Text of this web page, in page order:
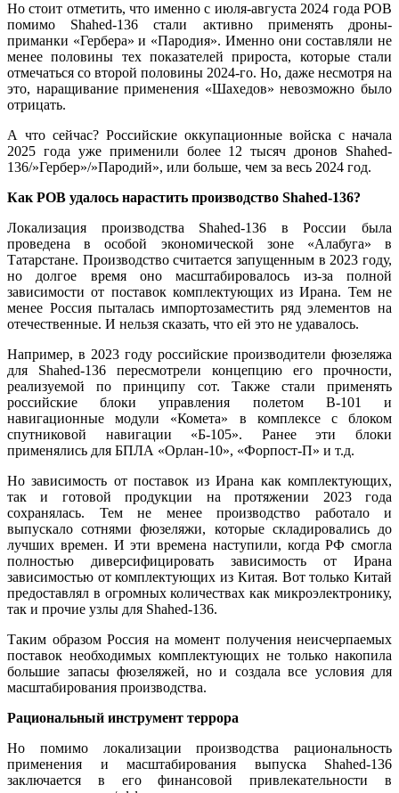
Но стоит отметить, что именно с июля-августа 2024 года РОВ
помимо Shahed-136 стали активно применять дроны-
приманки «Гербера» и «Пародия». Именно они составляли не
менее половины тех показателей прироста, которые стали
отмечаться со второй половины 2024-го. Но, даже несмотря на
это, наращивание применения «Шахедов» невозможно было
отрицать.
А что сейчас? Российские оккупационные войска с начала
2025 года уже применили более 12 тысяч дронов Shahed-
136/»Гербер»/»Пародий», или больше, чем за весь 2024 год.
Как РОВ удалось нарастить производство Shahed-136?
Локализация производства Shahed-136 в России была
проведена в особой экономической зоне «Алабуга» в
Татарстане. Производство считается запущенным в 2023 году,
но долгое время оно масштабировалось из-за полной
зависимости от поставок комплектующих из Ирана. Тем не
менее Россия пыталась импортозаместить ряд элементов на
отечественные. И нельзя сказать, что ей это не удавалось.
Например, в 2023 году российские производители фюзеляжа
для Shahed-136 пересмотрели концепцию его прочности,
реализуемой по принципу сот. Также стали применять
российские блоки управления полетом B-101 и
навигационные модули «Комета» в комплексе с блоком
спутниковой навигации «Б-105». Ранее эти блоки
применялись для БПЛА «Орлан-10», «Форпост-П» и т.д.
Но зависимость от поставок из Ирана как комплектующих,
так и готовой продукции на протяжении 2023 года
сохранялась. Тем не менее производство работало и
выпускало сотнями фюзеляжи, которые складировались до
лучших времен. И эти времена наступили, когда РФ смогла
полностью диверсифицировать зависимость от Ирана
зависимостью от комплектующих из Китая. Вот только Китай
предоставлял в огромных количествах как микроэлектронику,
так и прочие узлы для Shahed-136.
Таким образом Россия на момент получения неисчерпаемых
поставок необходимых комплектующих не только накопила
большие запасы фюзеляжей, но и создала все условия для
масштабирования производства.
Рациональный инструмент террора
Но помимо локализации производства рациональность
применения и масштабирования выпуска Shahed-136
заключается в его финансовой привлекательности в